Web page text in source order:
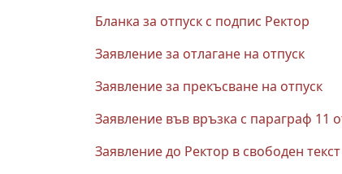
Бланка за отпуск с подпис Ректор
Заявление за отлагане на отпуск
Заявление за прекъсване на отпуск
Заявление във връзка с параграф 11
Заявление до Ректор в свободен